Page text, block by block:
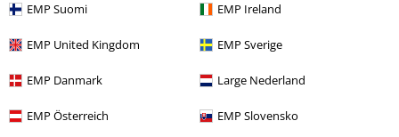
EMP Suomi EMP Ireland
EMP United Kingdom EMP Sverige
EMP Danmark Large Nederland
EMP Österreich EMP Slovensko
Retourneer item
Algemene maat info
Annuleer mijn BSC-lidmaatschap
Betaalmethodes